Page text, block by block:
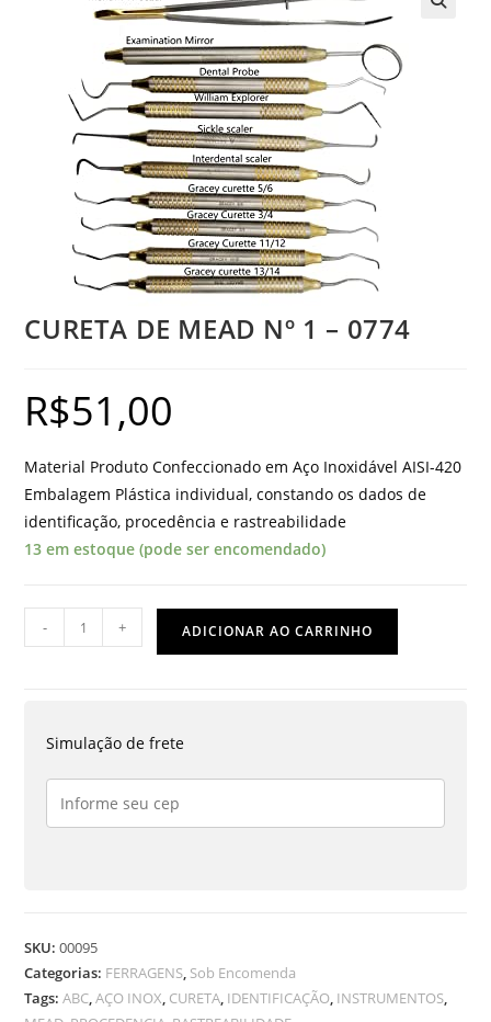
CURETA DE MEAD Nº 1 – 0774
R$51,00
Material Produto Confeccionado em Aço Inoxidável AISI-420
Embalagem Plástica individual, constando os dados de
identificação, procedência e rastreabilidade
13 em estoque (pode ser encomendado)
CURETA
DE
0774
quantidade
- + ADICIONAR AO CARRINHO
Simulação de frete
SKU:00095
Categorias: FERRAGENS, Sob Encomenda
Tags:ABC,AÇO INOX, CURETA, IDENTIFICAÇÃO, INSTRUMENTOS,